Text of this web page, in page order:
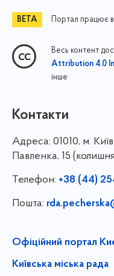
Портал працює
Весь контент
Attribution 4.0
інше
Контакти
Адреса: 01010, м.
Павленка, 15
Телефон: +38 (44)
Пошта:
Офіційний портал
Київська міська рада